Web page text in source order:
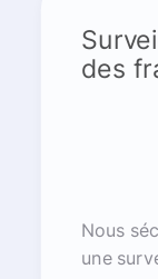
des
Nous
une